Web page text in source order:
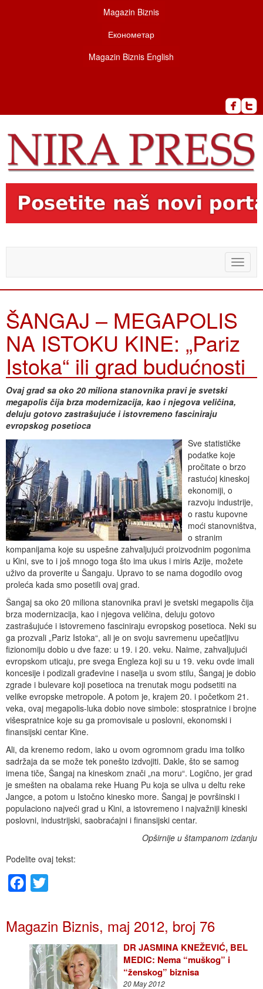
Magazin Biznis
Економетар
Magazin Biznis English
Toggle
ŠANGAJ – MEGAPOLIS
NA ISTOKU KINE: „Pariz
Istoka“ ili grad budućnosti
Ovaj grad sa oko 20 miliona stanovnika pravi je svetski
megapolis čija brza modernizacija, kao i njegova veličina,
deluju gotovo zastrašujuće i istovremeno fasciniraju
evropskog posetioca
Sve statističke
podatke koje
pročitate o brzo
rastućoj kineskoj
ekonomiji, o
razvoju industrije,
o rastu kupovne
moći stanovništva,
o stranim
kompanijama koje su uspešne zahvaljujući proizvodnim pogonima
u Kini, sve to i još mnogo toga što ima ukus i miris Azije, možete
uživo da proverite u Šangaju. Upravo to se nama dogodilo ovog
proleća kada smo posetili ovaj grad.
Šangaj sa oko 20 miliona stanovnika pravi je svetski megapolis čija
brza modernizacija, kao i njegova veličina, deluju gotovo
zastrašujuće i istovremeno fasciniraju evropskog posetioca. Neki su
ga prozvali „Pariz Istoka“, ali je on svoju savremenu upečatljivu
fizionomiju dobio u dve faze: u 19. i 20. veku. Naime, zahvaljujući
evropskom uticaju, pre svega Engleza koji su u 19. veku ovde imali
koncesije i podizali građevine i naselja u svom stilu, Šangaj je dobio
zgrade i bulevare koji posetioca na trenutak mogu podsetiti na
velike evropske metropole. A potom je, krajem 20. i početkom 21.
veka, ovaj megapolis-luka dobio nove simbole: stospratnice i brojne
višespratnice koje su ga promovisale u poslovni, ekonomski i
finansijski centar Kine.
Ali, da krenemo redom, iako u ovom ogromnom gradu ima toliko
sadržaja da se može tek ponešto izdvojiti. Dakle, što se samog
imena tiče, Šangaj na kineskom znači „na moru“. Logično, jer grad
je smešten na obalama reke Huang Pu koja se uliva u deltu reke
Jangce, a potom u Istočno kinesko more. Šangaj je površinski i
populaciono najveći grad u Kini, a istovremeno i najvažniji kineski
poslovni, industrijski, saobraćajni i finansijski centar.
Opširnije u štampanom izdanju
Podelite ovaj tekst:
Facebook
Magazin Biznis, maj 2012, broj 76
DR JASMINA KNEŽEVIĆ, BEL
MEDIC: Nema “muškog” i
“ženskog” biznisa
20 May 2012